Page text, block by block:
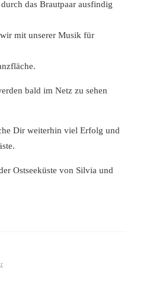
das Brautpaar ausfindig
mit unserer Musik für
bald im Netz zu sehen
Dir weiterhin viel Erfolg und
Ostseeküste von Silvia und